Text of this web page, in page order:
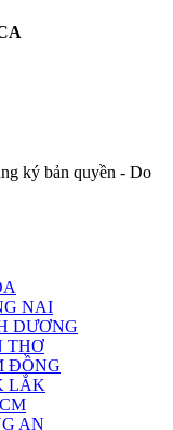
ký bản quyền - Do
NAI
DƯƠNG
THƠ
ĐỒNG
LẮK
AN